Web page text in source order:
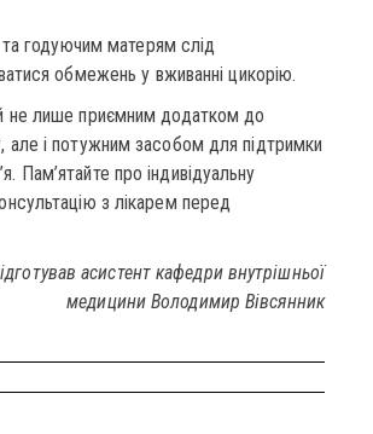
та годуючим матерям слід
обмежень у вживанні цикорію.
не лише приємним додатком до
але і потужним засобом для підтримки
Пам’ятайте про індивідуальну
з лікарем перед
асистент кафедри внутрішньої
медицини Володимир Вівсянник